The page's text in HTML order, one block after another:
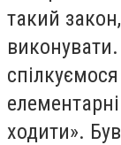
такий
ходити».